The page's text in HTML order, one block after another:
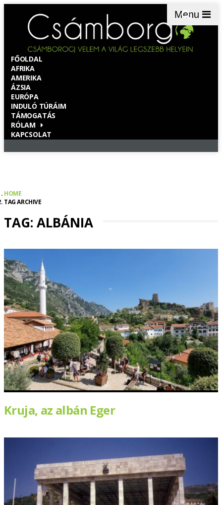
Menu
FŐOLDAL
AFRIKA
AMERIKA
ÁZSIA
EURÓPA
INDULÓ TÚRÁIM
TÁMOGATÁS
RÓLAM
KAPCSOLAT
HOME
TAG ARCHIVE
TAG: ALBÁNIA
Kruja, az albán Eger